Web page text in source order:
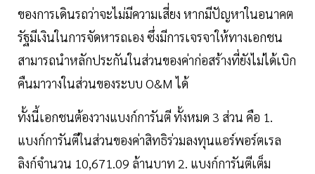
ของการเดินรถว่าจะไม่มีความเสี่ยง หากมีปัญหาในอนาคต
รัฐมีเงินในการจัดหารถเอง ซึ่งมีการเจรจาให้ทางเอกชน
สามารถนำหลักประกันในส่วนของค่าก่อสร้างที่ยังไม่ได้เบิก
คืนมาวางในส่วนของระบบ O&M ได้
ทั้งนี้เอกชนต้องวางแบงก์การันตี ทั้งหมด 3 ส่วน คือ 1.
แบงก์การันตีในส่วนของค่าสิทธิร่วมลงทุนแอร์พอร์ตเรล
ลิงก์จำนวน 10,671.09 ล้านบาท 2. แบงก์การันตีเต็ม